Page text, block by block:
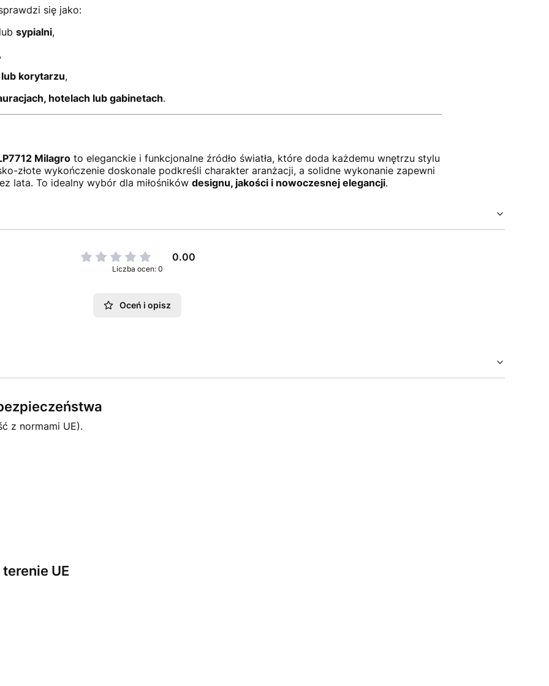
się jako:
sypialni,
korytarzu,
hotelach lub gabinetach.
Milagroto eleganckie i funkcjonalne źródło światła, które doda każdemu wnętrzu stylu
złote wykończenie doskonale podkreśli charakter aranżacji, a solidne wykonanie zapewni
lata. To idealny wybór dla miłośników designu, jakości i nowoczesnej elegancji.
0.00
Liczba ocen: 0
Oceń i opisz
z normami UE).
UE